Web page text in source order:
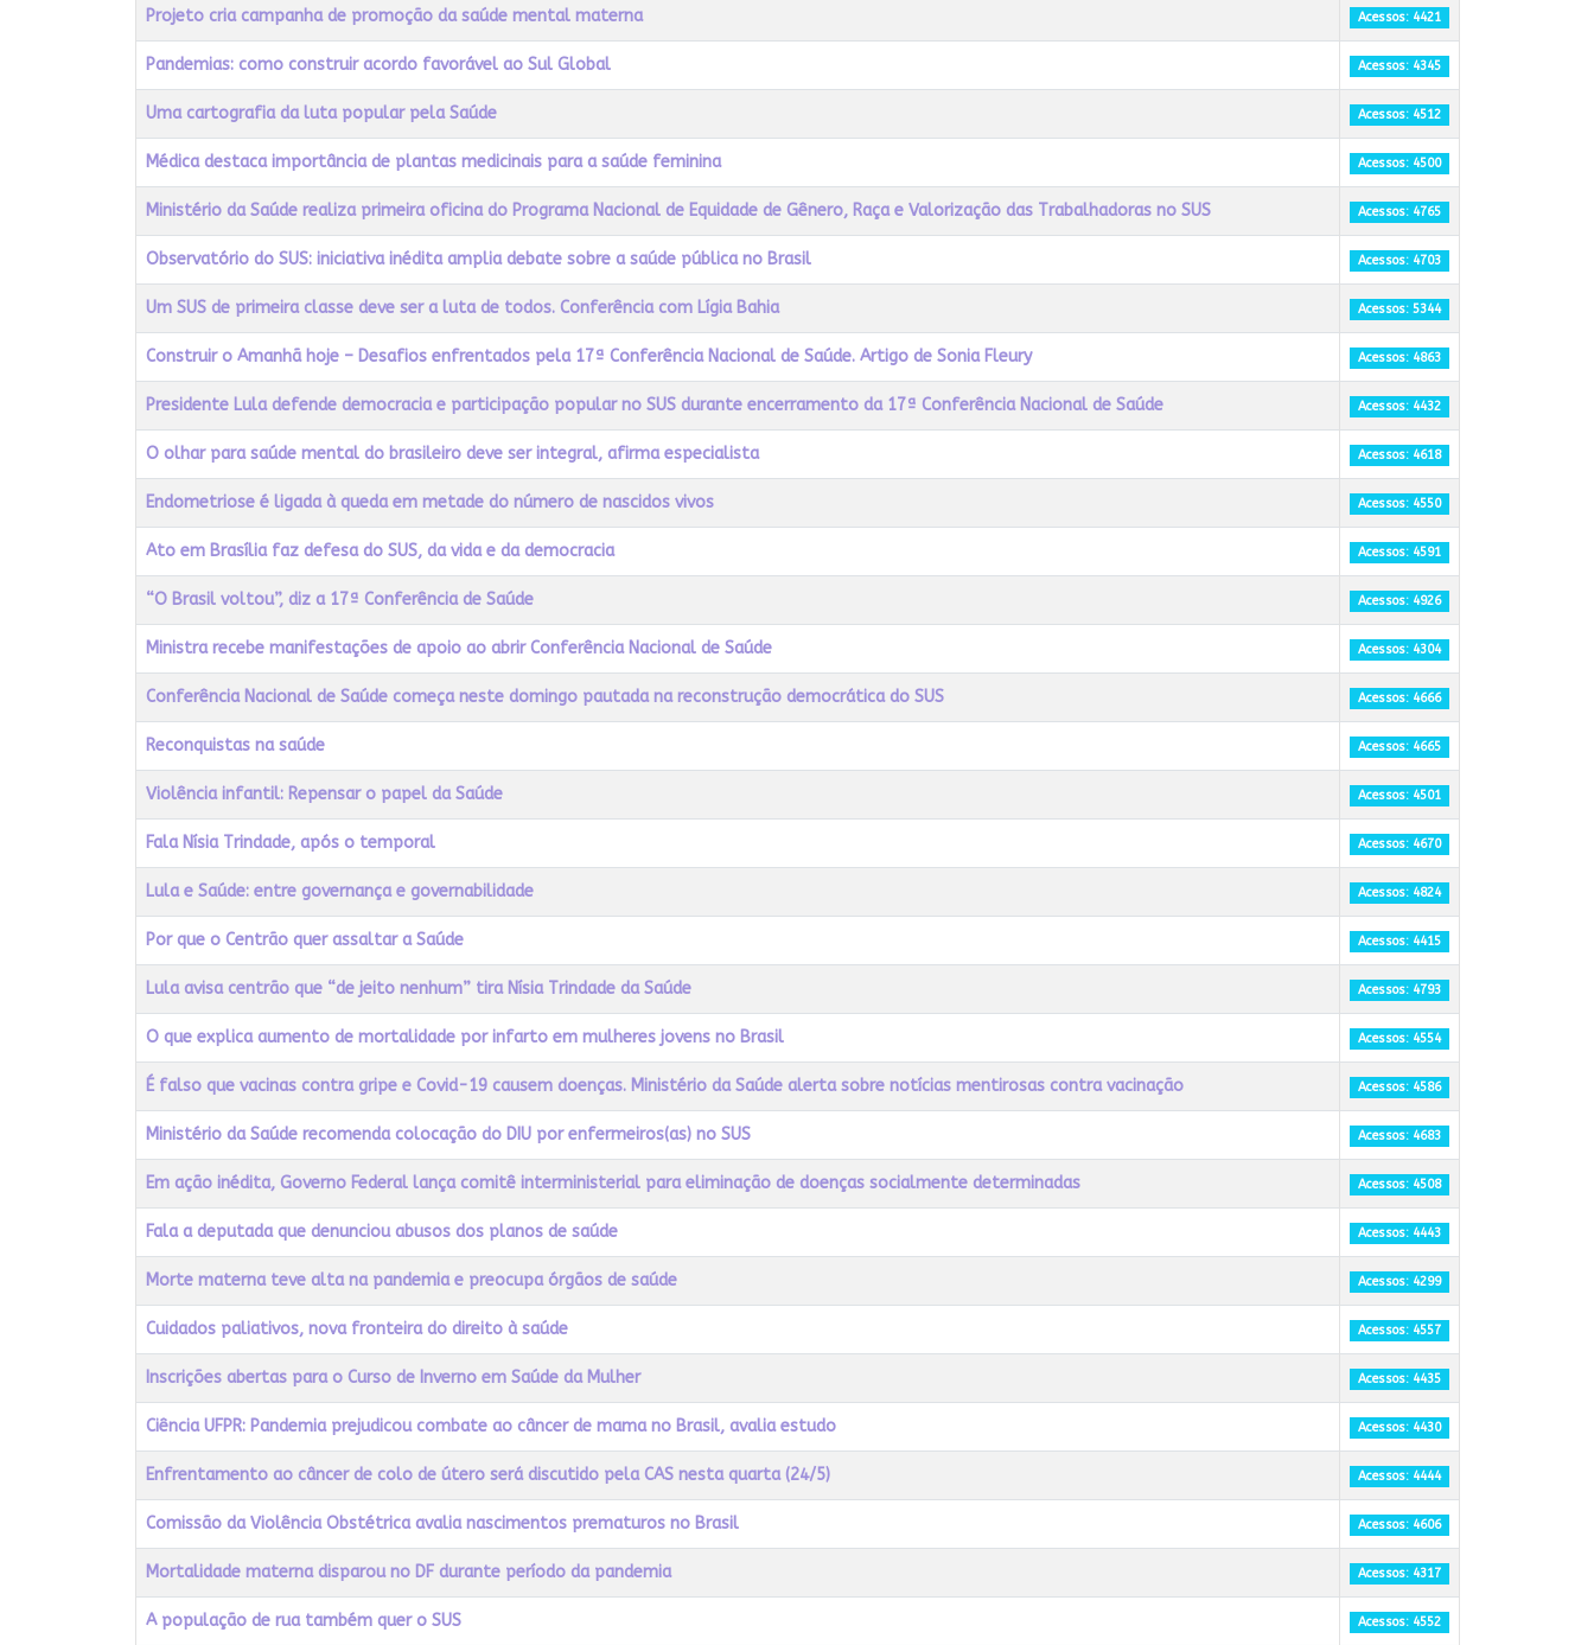
Título Acessos
Projeto cria campanha de promoção da saúde mental materna Acessos: 4421
Pandemias: como construir acordo favorável ao Sul Global Acessos: 4345
Uma cartografia da luta popular pela Saúde Acessos: 4512
Médica destaca importância de plantas medicinais para a saúde feminina Acessos: 4500
Ministério da Saúde realiza primeira oficina do Programa Nacional de Equidade de Gênero, Raça e Valorização das Trabalhadoras no SUS Acessos: 4765
Observatório do SUS: iniciativa inédita amplia debate sobre a saúde pública no Brasil Acessos: 4703
Um SUS de primeira classe deve ser a luta de todos. Conferência com Lígia Bahia Acessos: 5344
Construir o Amanhã hoje – Desafios enfrentados pela 17ª Conferência Nacional de Saúde. Artigo de Sonia Fleury Acessos: 4863
Presidente Lula defende democracia e participação popular no SUS durante encerramento da 17ª Conferência Nacional de Saúde Acessos: 4432
O olhar para saúde mental do brasileiro deve ser integral, afirma especialista Acessos: 4618
Endometriose é ligada à queda em metade do número de nascidos vivos Acessos: 4550
Ato em Brasília faz defesa do SUS, da vida e da democracia Acessos: 4591
“O Brasil voltou”, diz a 17ª Conferência de Saúde Acessos: 4926
Ministra recebe manifestações de apoio ao abrir Conferência Nacional de Saúde Acessos: 4304
Conferência Nacional de Saúde começa neste domingo pautada na reconstrução democrática do SUS Acessos: 4666
Reconquistas na saúde Acessos: 4665
Violência infantil: Repensar o papel da Saúde Acessos: 4501
Fala Nísia Trindade, após o temporal Acessos: 4670
Lula e Saúde: entre governança e governabilidade Acessos: 4824
Por que o Centrão quer assaltar a Saúde Acessos: 4415
Lula avisa centrão que “de jeito nenhum” tira Nísia Trindade da Saúde Acessos: 4793
O que explica aumento de mortalidade por infarto em mulheres jovens no Brasil Acessos: 4554
É falso que vacinas contra gripe e Covid-19 causem doenças. Ministério da Saúde alerta sobre notícias mentirosas contra vacinação Acessos: 4586
Ministério da Saúde recomenda colocação do DIU por enfermeiros(as) no SUS Acessos: 4683
Em ação inédita, Governo Federal lança comitê interministerial para eliminação de doenças socialmente determinadas Acessos: 4508
Fala a deputada que denunciou abusos dos planos de saúde Acessos: 4443
Morte materna teve alta na pandemia e preocupa órgãos de saúde Acessos: 4299
Cuidados paliativos, nova fronteira do direito à saúde Acessos: 4557
Inscrições abertas para o Curso de Inverno em Saúde da Mulher Acessos: 4435
Ciência UFPR: Pandemia prejudicou combate ao câncer de mama no Brasil, avalia estudo Acessos: 4430
Enfrentamento ao câncer de colo de útero será discutido pela CAS nesta quarta (24/5) Acessos: 4444
Comissão da Violência Obstétrica avalia nascimentos prematuros no Brasil Acessos: 4606
Mortalidade materna disparou no DF durante período da pandemia Acessos: 4317
A população de rua também quer o SUS Acessos: 4552